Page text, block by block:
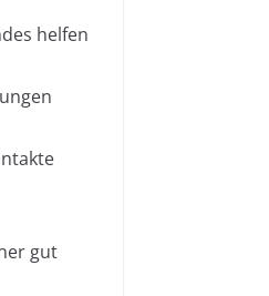
helfen
gut